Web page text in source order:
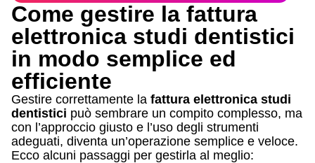
Come gestire la fattura
elettronica studi dentistici
in modo semplice ed
efficiente
Gestire correttamente la fattura elettronica studi
dentistici può sembrare un compito complesso, ma
con l’approccio giusto e l’uso degli strumenti
adeguati, diventa un’operazione semplice e veloce.
Ecco alcuni passaggi per gestirla al meglio: